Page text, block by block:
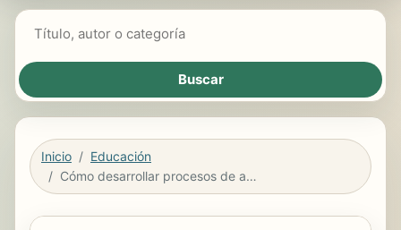
Inicio
Educación
Cómo desarrollar procesos de aprendizaje para estudiantes